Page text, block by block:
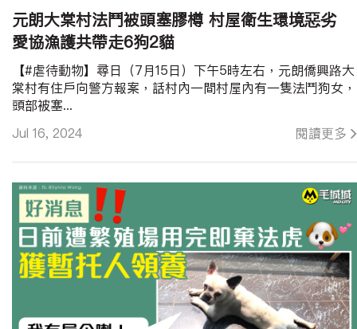
元朗大棠村法鬥被頭塞膠樽 村屋衛生環境惡劣
愛協漁護共帶走6狗2貓
Jul 16, 2024 閱讀更多
【#虐待動物】尋日（7月15日）下午5時左右，元朗僑興路大
棠村有住戶向警方報案，話村內一間村屋內有一隻法鬥狗女，
頭部被塞...